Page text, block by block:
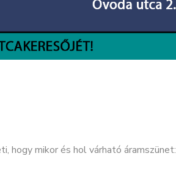
hogy mikor és hol várható áramszünet: